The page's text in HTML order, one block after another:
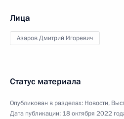
Лица
Азаров Дмитрий Игоревич
Статус материала
Опубликован в разделах: Новости,
Дата публикации: 18 октября 2022